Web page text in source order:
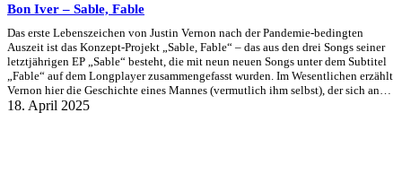
Bon Iver – Sable, Fable
Das erste Lebenszeichen von Justin Vernon nach der Pandemie-bedingten
Auszeit ist das Konzept-Projekt „Sable, Fable“ – das aus den drei Songs seiner
letztjährigen EP „Sable“ besteht, die mit neun neuen Songs unter dem Subtitel
„Fable“ auf dem Longplayer zusammengefasst wurden. Im Wesentlichen erzählt
Vernon hier die Geschichte eines Mannes (vermutlich ihm selbst), der sich an…
18. April 2025